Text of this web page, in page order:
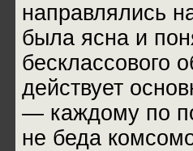
направлялись
была ясна и
бесклассового
действует
— каждому по
не беда